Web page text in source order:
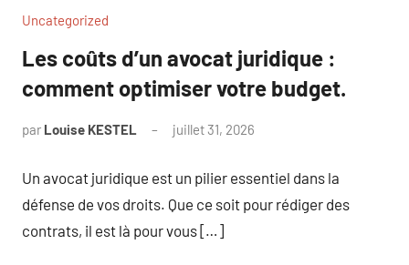
Uncategorized
Les coûts d’un avocat juridique :
comment optimiser votre budget.
par Louise KESTEL juillet 31, 2026
Un avocat juridique est un pilier essentiel dans la
défense de vos droits. Que ce soit pour rédiger des
contrats, il est là pour vous […]